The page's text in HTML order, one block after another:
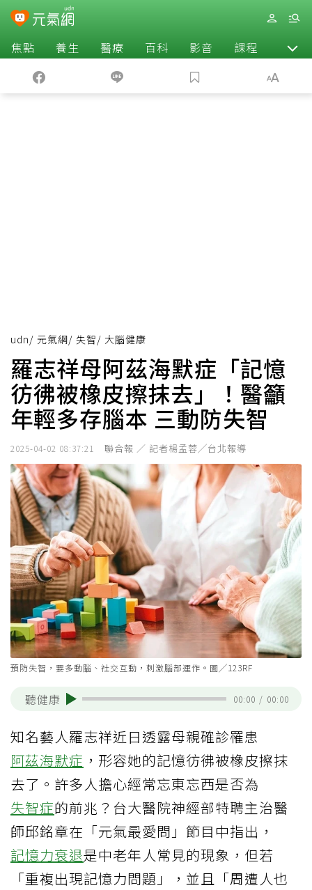
焦點 養生 醫療 百科 影音 課程 退休
udn/ 元氣網/ 失智/ 大腦健康
羅志祥母阿茲海默症「記憶
彷彿被橡皮擦抹去」！醫籲
年輕多存腦本 三動防失智
2025-04-02 08:37:21 聯合報 ／ 記者楊孟蓉╱台北報導
預防失智，要多動腦、社交互動，刺激腦部運作。圖╱123RF
聽健康 00:00 / 00:00
知名藝人羅志祥近日透露母親確診罹患
阿茲海默症 ，形容她的記憶彷彿被橡皮擦抹
去了。許多人擔心經常忘東忘西是否為
失智症的前兆？台大醫院神經部特聘主治醫
師邱銘章在「元氣最愛問」節目中指出，
記憶力衰退是中老年人常見的現象，但若
「重複出現記憶力問題」，並且「周遭人也